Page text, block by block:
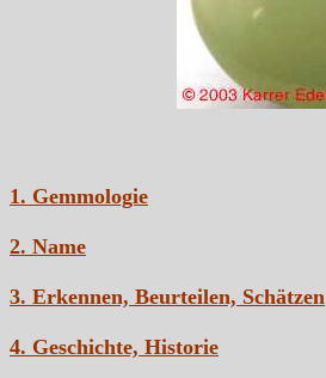
1. Gemmologie
2. Name
3. Erkennen, Beurteilen, Schätzen
4. Geschichte, Historie